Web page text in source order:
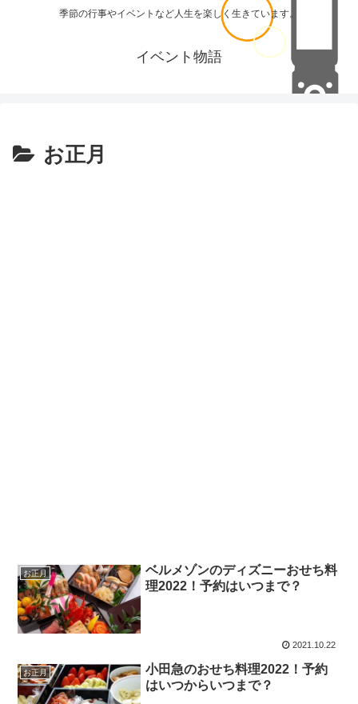
季節の行事やイベントなど人生を楽しく生きています。
イベント物語
お正月
お正月
ベルメゾンのディズニーおせち料
理2022！予約はいつまで？
2021.10.22
お正月
小田急のおせち料理2022！予約
はいつからいつまで？